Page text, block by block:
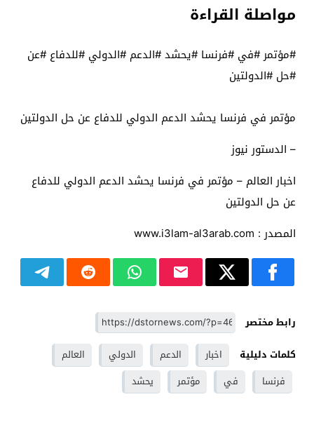
مواصلة القراءة
#مؤتمر #في #فرنسا #يحشد #الدعم #الدولي #للدفاع #عن
#حل #الدولتين
مؤتمر في فرنسا يحشد الدعم الدولي للدفاع عن حل الدولتين
– الدستور نيوز
اخبار العالم – مؤتمر في فرنسا يحشد الدعم الدولي للدفاع
عن حل الدولتين
المصدر : www.i3lam-al3arab.com
رابط مختصر
كلمات دليلية
اخبار الدعم الدولي
العالم
فرنسا
في مؤتمر يحشد